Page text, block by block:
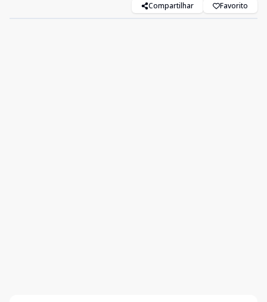
Compartilhar Favorito